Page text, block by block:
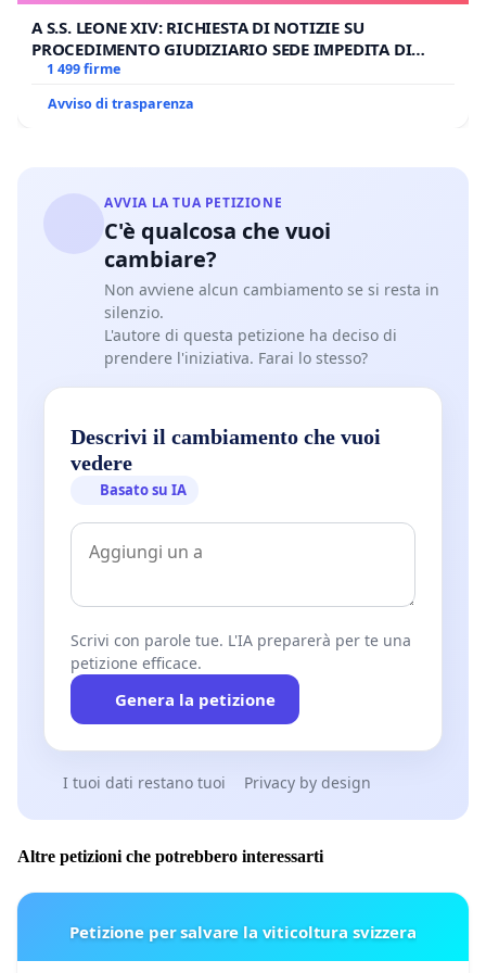
A S.S. LEONE XIV: RICHIESTA DI NOTIZIE SU
PROCEDIMENTO GIUDIZIARIO SEDE IMPEDITA DI
BENEDETTO XVI
1 499 firme
Avviso di trasparenza
AVVIA LA TUA PETIZIONE
C'è qualcosa che vuoi
cambiare?
Non avviene alcun cambiamento se si resta in
silenzio.
L'autore di questa petizione ha deciso di
prendere l'iniziativa. Farai lo stesso?
Descrivi il cambiamento che vuoi
vedere
Basato su IA
Scrivi con parole tue. L'IA preparerà per te una
petizione efficace.
Genera la petizione
I tuoi dati restano tuoi Privacy by design
Altre petizioni che potrebbero interessarti
Petizione per salvare la viticoltura svizzera